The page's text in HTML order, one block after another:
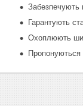
Забезпечують
Гарантують
Охоплюють